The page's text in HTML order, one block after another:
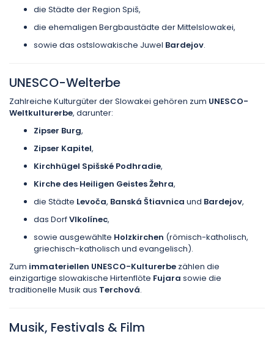
die Städte der Region Spiš,
die ehemaligen Bergbaustädte der Mittelslowakei,
sowie das ostslowakische Juwel Bardejov.
UNESCO-Welterbe
Zahlreiche Kulturgüter der Slowakei gehören zum UNESCO-
Weltkulturerbe, darunter:
Zipser Burg,
Zipser Kapitel,
Kirchhügel Spišské Podhradie,
Kirche des Heiligen Geistes Žehra,
die Städte Levoča, Banská Štiavnica und Bardejov,
das DorfVlkolínec,
sowie ausgewählte Holzkirchen (römisch-katholisch,
griechisch-katholisch und evangelisch).
Zum immateriellen UNESCO-Kulturerbe zählen die
einzigartige slowakische Hirtenflöte Fujara sowie die
traditionelle Musik aus Terchová.
Musik, Festivals & Film